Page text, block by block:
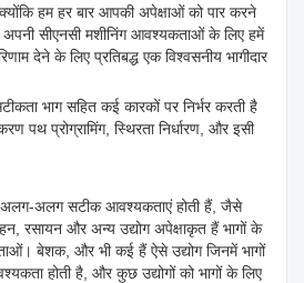
हम हर बार आपकी अपेक्षाओं को पार करने
सीएनसी मशीनिंग आवश्यकताओं के लिए हमें
देने के लिए प्रतिबद्ध एक विश्वसनीय भागीदार
भाग सहित कई कारकों पर निर्भर करती है
पथ प्रोग्रामिंग, स्थिरता निर्धारण, और इसी
अलग-अलग सटीक आवश्यकताएं होती हैं, जैसे
रसायन और अन्य उद्योग अपेक्षाकृत हैं भागों के
बेशक, और भी कई हैं ऐसे उद्योग जिनमें भागों
होती है, और कुछ उद्योगों को भागों के लिए